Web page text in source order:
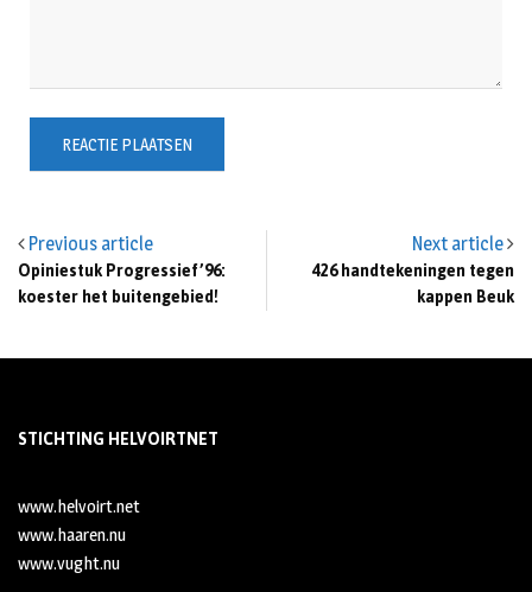
Previous article
Opiniestuk Progressief’96:
koester het buitengebied!
Next article
426 handtekeningen tegen
kappen Beuk
STICHTING HELVOIRTNET
www.helvoirt.net
www.haaren.nu
www.vught.nu